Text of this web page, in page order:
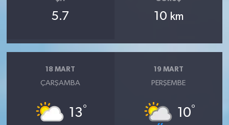
5.7 10 km
18 MART
ÇARŞAMBA
13°
19 MART
PERŞEMBE
10°